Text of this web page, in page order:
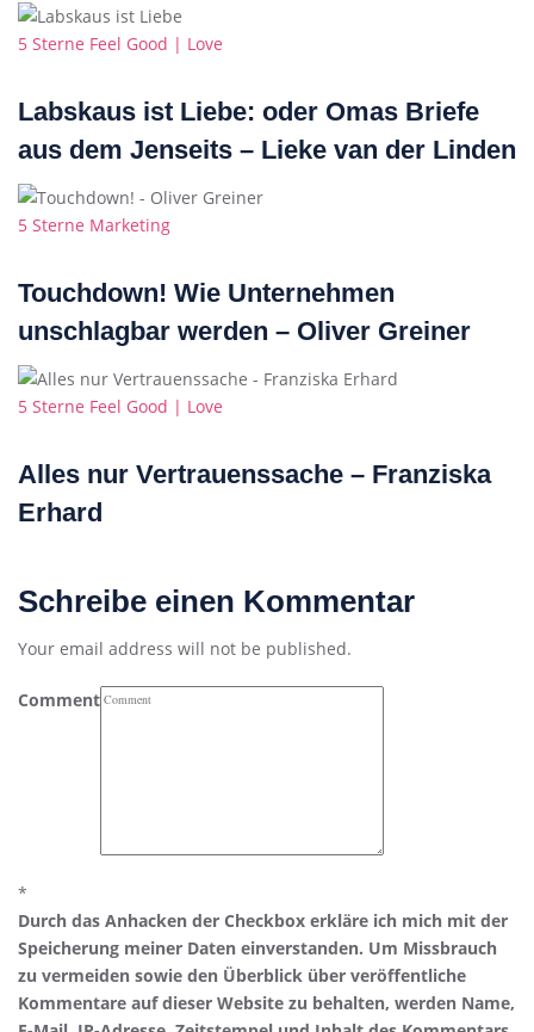
Categories
5 Sterne Feel Good | Love
Labskaus ist Liebe: oder Omas Briefe
aus dem Jenseits – Lieke van der Linden
Categories
5 Sterne Marketing
Touchdown! Wie Unternehmen
unschlagbar werden – Oliver Greiner
Categories
5 Sterne Feel Good | Love
Alles nur Vertrauenssache – Franziska
Erhard
Schreibe einen Kommentar
Your email address will not be published.
Comment
*
Durch das Anhacken der Checkbox erkläre ich mich mit der
Speicherung meiner Daten einverstanden. Um Missbrauch
zu vermeiden sowie den Überblick über veröffentliche
Kommentare auf dieser Website zu behalten, werden Name,